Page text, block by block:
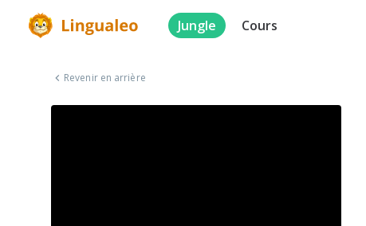
Jungle Cours
Revenir en arrière